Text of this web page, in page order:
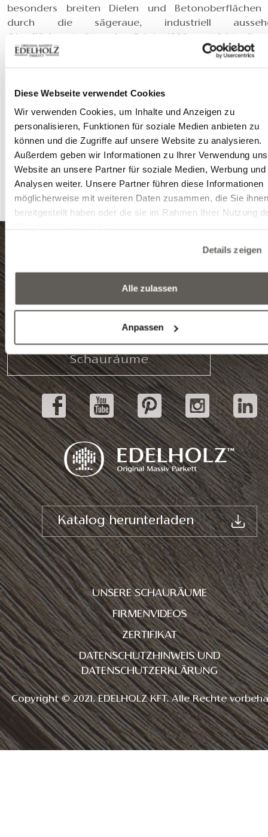
Diese Webseite verwendet Cookies
Wir verwenden Cookies, um Inhalte und Anzeigen zu
personalisieren, Funktionen für soziale Medien anbieten zu
können und die Zugriffe auf unsere Website zu analysieren.
Außerdem geben wir Informationen zu Ihrer Verwendung
Website an unsere Partner für soziale Medien, Werbung und
Analysen weiter. Unsere Partner führen diese Informationen
möglicherweise mit weiteren Daten zusammen, die Sie ihnen
bereitgestellt haben oder die sie im Rahmen Ihrer Nutzung
Details zeigen
Alle zulassen
Anpassen
besonders breiten Dielen und Betonoberflächen
durch die sägeraue, industriell
eine tiefe, braunölige Oberflächenbehandlung
Treppe, die ebenfalls mit einer Origin
Oberflächenstruktur versehen ist. Dank
einheitlichen Design funktioniert die Treppe so, als
Dielen im Raum schweben würden.
Lesen Sie mehr über unsere speziellen
Treppenoder kontaktieren Sieunsere Kollegenmit
individuellen Bedürfnissen.
Tel.: (+36) 92 571 028
E-mail: info@edelholz.hu
Schauräume
Katalog herunterladen
UNSERE SCHAURÄUME
FIRMENVIDEOS
ZERTIFIKAT
DATENSCHUTZHINWEIS UND
DATENSCHUTZERKLÄRUNG
Copyright © 2021. EDELHOLZ KFT. Alle Rechte